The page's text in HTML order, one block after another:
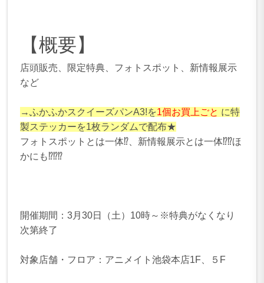
【概要】
店頭販売、限定特典、フォトスポット、新情報展示
など
→ふかふかスクイーズパンA3!を1個お買上ごと に特
製ステッカーを1枚ランダムで配布★
フォトスポットとは一体⁉、新情報展示とは一体⁉⁉ほ
かにも⁉⁉⁉
開催期間：3月30日（土）10時～※特典がなくなり
次第終了
対象店舗・フロア：アニメイト池袋本店1F、５F